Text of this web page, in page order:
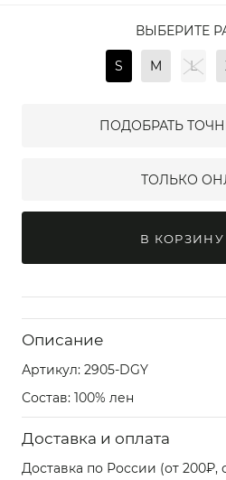
ВЫБЕРИТЕ
S M L
ПОДОБРАТЬ
ТОЛЬКО
В КОРЗИНУ
Описание
Артикул: 2905-DGY
Состав: 100% лен
Доставка и оплата
Доставка по России (от 200₽,